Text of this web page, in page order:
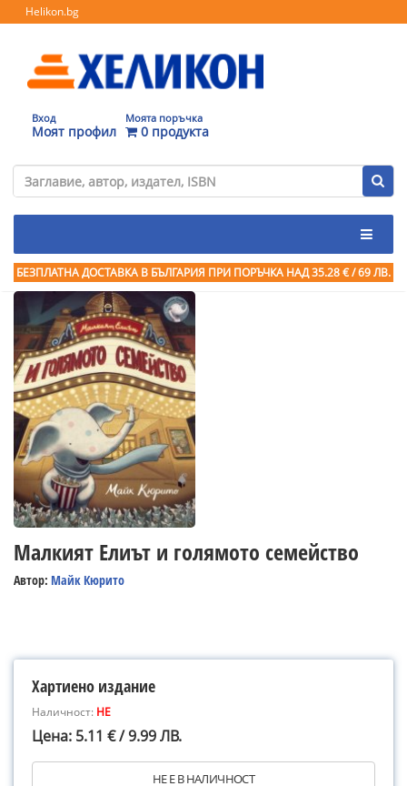
Helikon.bg
Вход
Моят профил
Моята поръчка
0 продукта
БЕЗПЛАТНА ДОСТАВКА В БЪЛГАРИЯ ПРИ ПОРЪЧКА НАД 35.28 € / 69 ЛВ.
Малкият Елиът и голямото семейство
Автор: Майк Кюрито
Хартиено издание
Наличност: НЕ
Цена: 5.11 € / 9.99 ЛВ.
НЕ Е В НАЛИЧНОСТ